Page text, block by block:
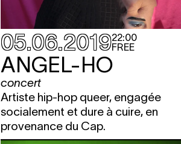
05.06.201922:00
FREE
ANGEL-HO
concert
Artiste hip-hop queer, engagée
socialement et dure à cuire, en
provenance du Cap.